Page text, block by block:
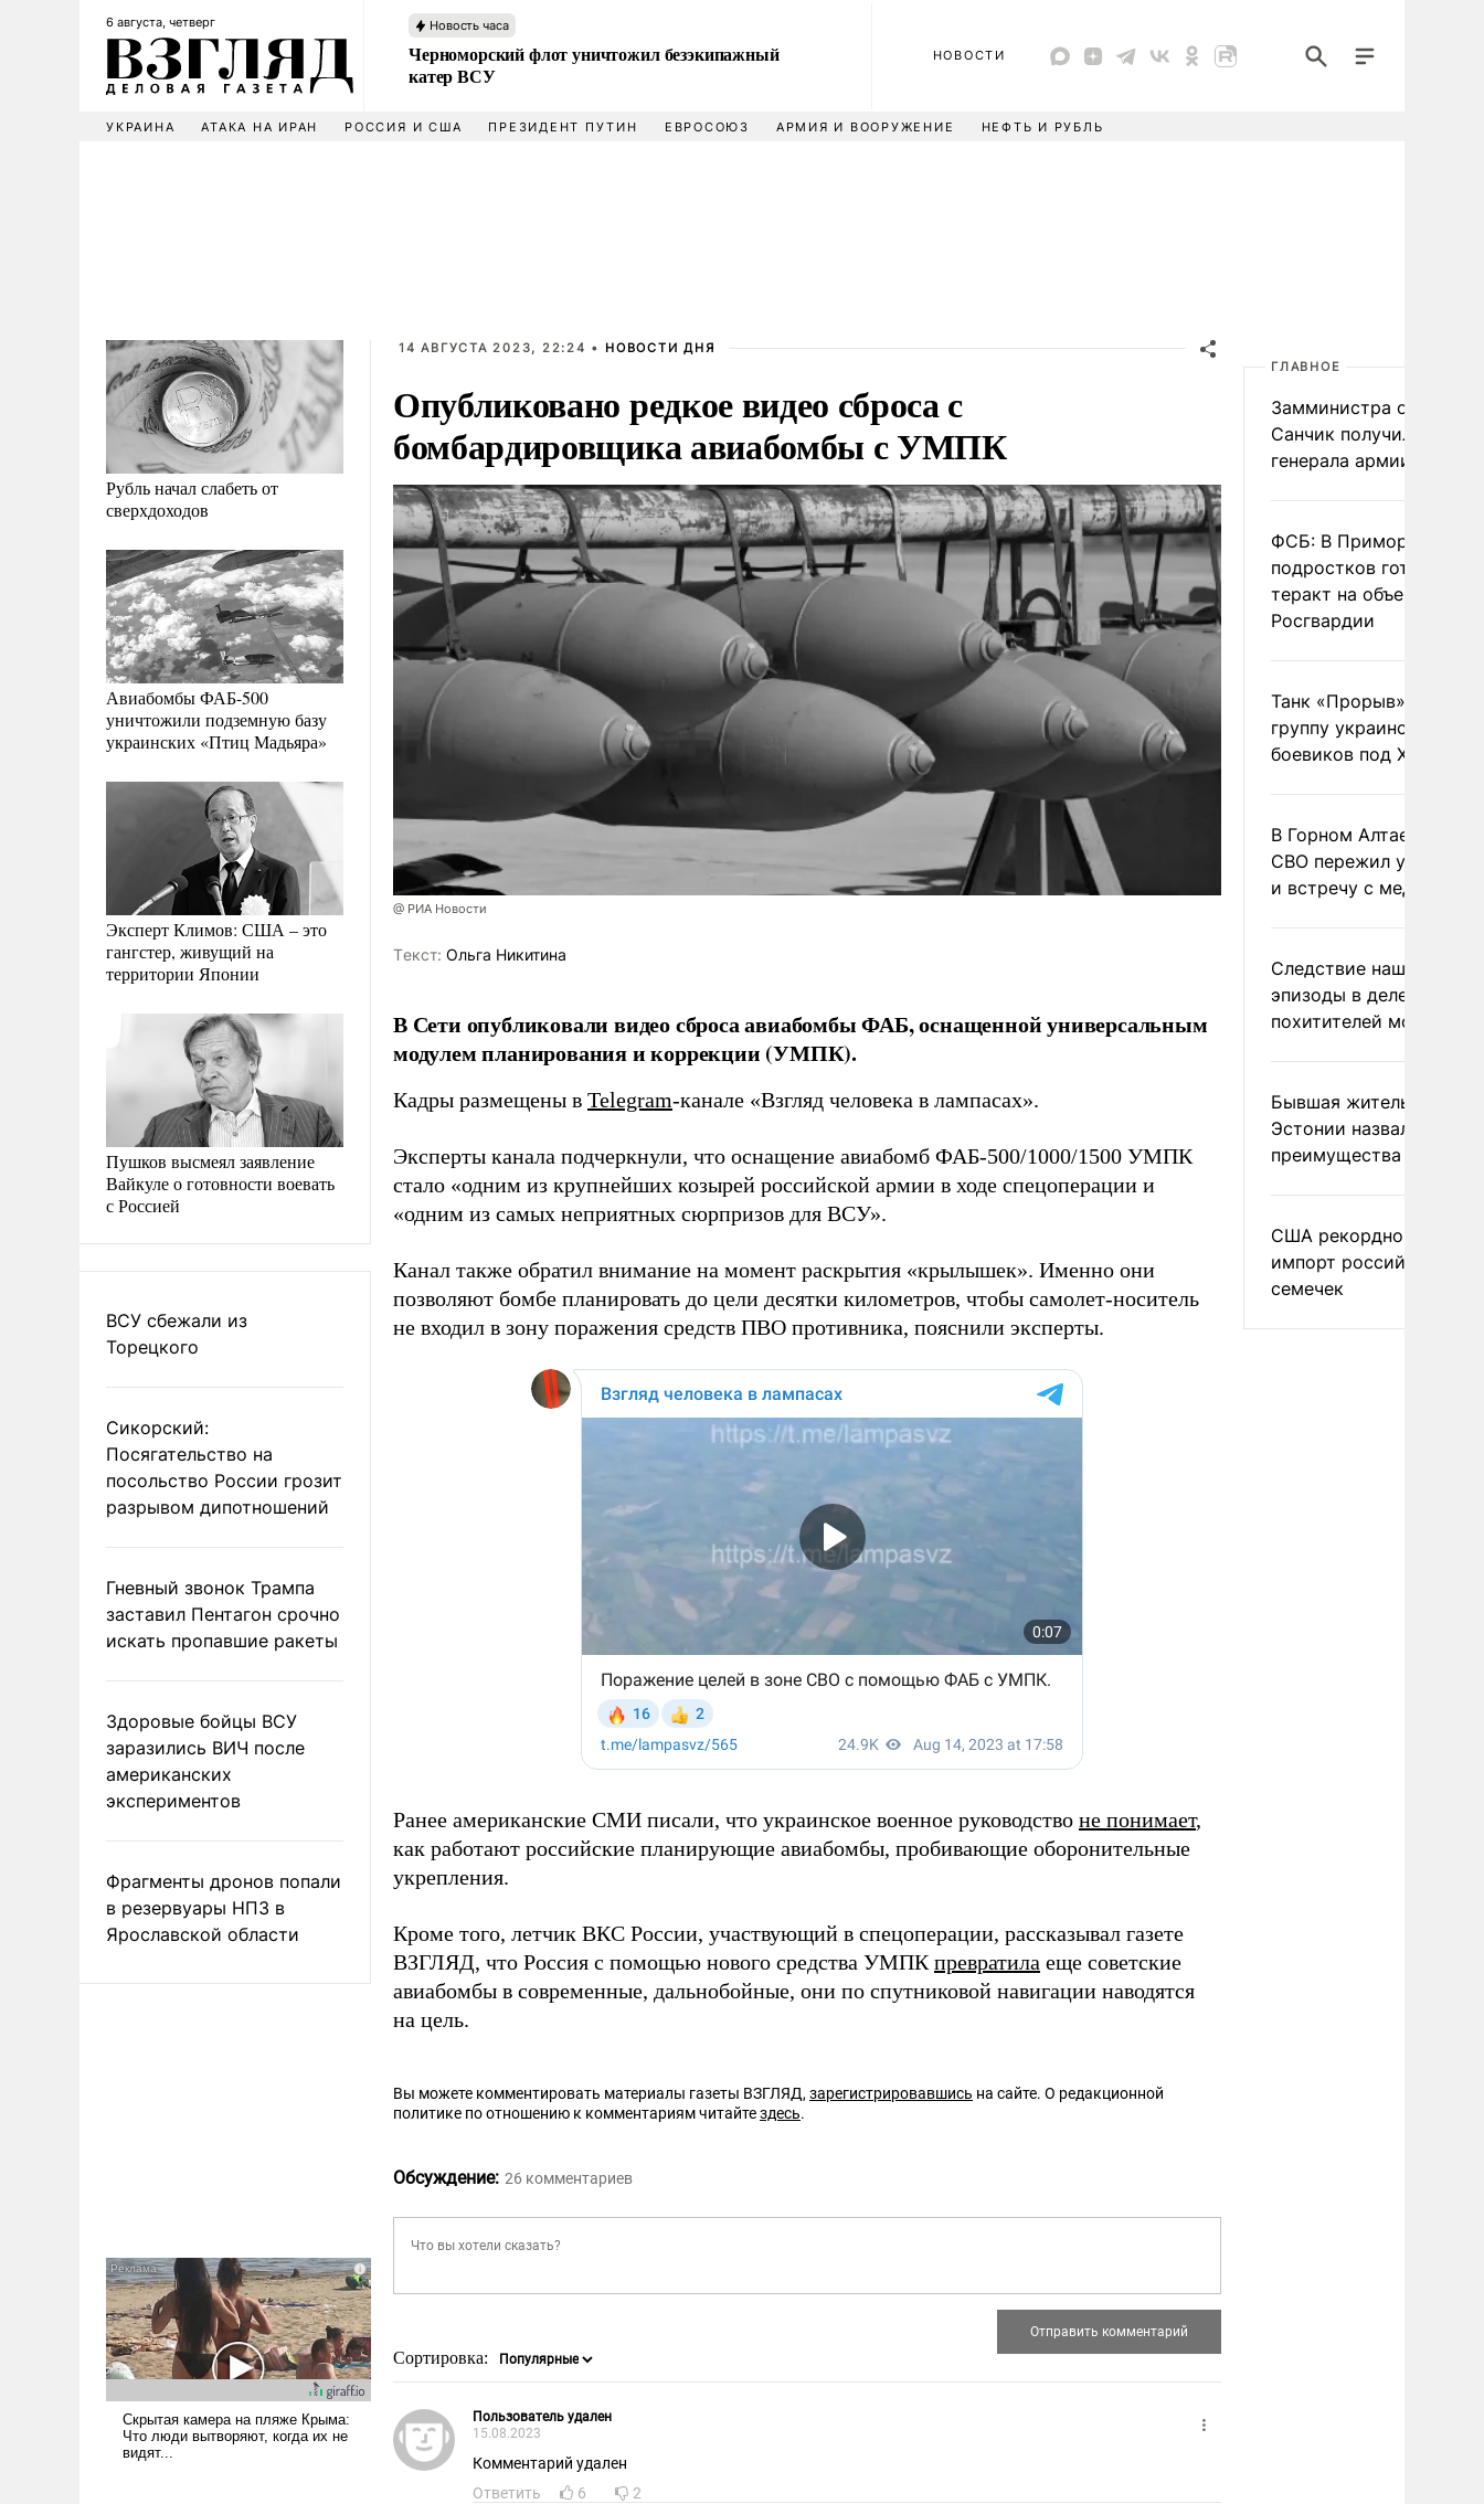
6 августа, четверг Новость часа
Черноморский флот уничтожил безэкипажный
катер ВСУ
НОВОСТИ
УКРАИНА АТАКА НА ИРАН РОССИЯ И США ПРЕЗИДЕНТ ПУТИН ЕВРОСОЮЗ АРМИЯ И ВООРУЖЕНИЕ НЕФТЬ И РУБЛЬ
Рубль начал слабеть от
сверхдоходов
Авиабомбы ФАБ-500
уничтожили подземную базу
украинских «Птиц Мадьяра»
Эксперт Климов: США – это
гангстер, живущий на
территории Японии
Пушков высмеял заявление
Вайкуле о готовности воевать
с Россией
ВСУ сбежали из
Торецкого
Сикорский:
Посягательство на
посольство России грозит
разрывом дипотношений
Гневный звонок Трампа
заставил Пентагон срочно
искать пропавшие ракеты
Здоровые бойцы ВСУ
заразились ВИЧ после
американских
экспериментов
Фрагменты дронов попали
в резервуары НПЗ в
Ярославской области
14 АВГУСТА 2023, 22:24 • НОВОСТИ ДНЯ
Опубликовано редкое видео сброса с
бомбардировщика авиабомбы с УМПК
@ РИА Новости
Tекст: Ольга Никитина
В Сети опубликовали видео сброса авиабомбы ФАБ, оснащенной универсальным
модулем планирования и коррекции (УМПК).
Кадры размещены в Telegram-канале «Взгляд человека в лампасах».
Эксперты канала подчеркнули, что оснащение авиабомб ФАБ-500/1000/1500 УМПК
стало «одним из крупнейших козырей российской армии в ходе спецоперации и
«одним из самых неприятных сюрпризов для ВСУ».
Канал также обратил внимание на момент раскрытия «крылышек». Именно они
позволяют бомбе планировать до цели десятки километров, чтобы самолет-носитель
не входил в зону поражения средств ПВО противника, пояснили эксперты.
Ранее американские СМИ писали, что украинское военное руководство не понимает,
как работают российские планирующие авиабомбы, пробивающие оборонительные
укрепления.
Кроме того, летчик ВКС России, участвующий в спецоперации, рассказывал газете
ВЗГЛЯД, что Россия с помощью нового средства УМПКпревратила еще советские
авиабомбы в современные, дальнобойные, они по спутниковой навигации наводятся
на цель.
Вы можете комментировать материалы газеты ВЗГЛЯД,зарегистрировавшись на сайте. О редакционной
политике по отношению к комментариям читайтездесь.
Обсуждение: 26 комментариев
Сортировка:
Пользователь удален
15.08.2023
Комментарий удален
Ответить
6 2
ГЛАВНОЕ
Замминистра обороны
Санчик получил звание
генерала армии
ФСБ: В Приморье трое
подростков готовили
теракт на объекте
Росгвардии
Танк «Прорыв»
группу украинских
боевиков под
В Горном Алтае
СВО пережил удар
и встречу с медведем
Следствие нашло
эпизоды в деле
похитителей москвичек
Бывшая жительница
Эстонии назвала
преимущества России
США рекордно
импорт российских
семечек